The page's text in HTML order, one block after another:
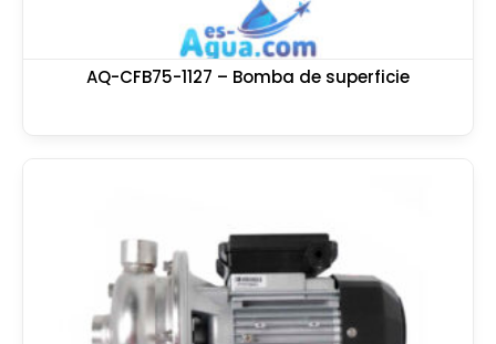
AQ-CFB75-1127 – Bomba de superficie